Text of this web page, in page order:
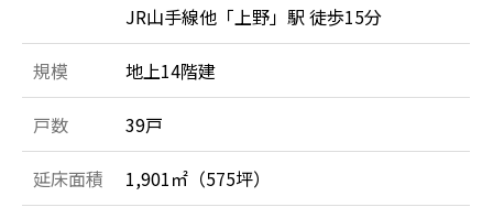
JR山手線他「上野」駅 徒歩15分
規模 地上14階建
戸数 39戸
延床面積 1,901㎡（575坪）